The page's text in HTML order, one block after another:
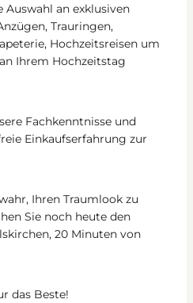
an exklusiven
Trauringen,
Hochzeitsreisen um
Ihrem Hochzeitstag
Fachkenntnisse und
Einkaufserfahrung zur
Ihren Traumlook zu
Sie noch heute den
20 Minuten von
das Beste!